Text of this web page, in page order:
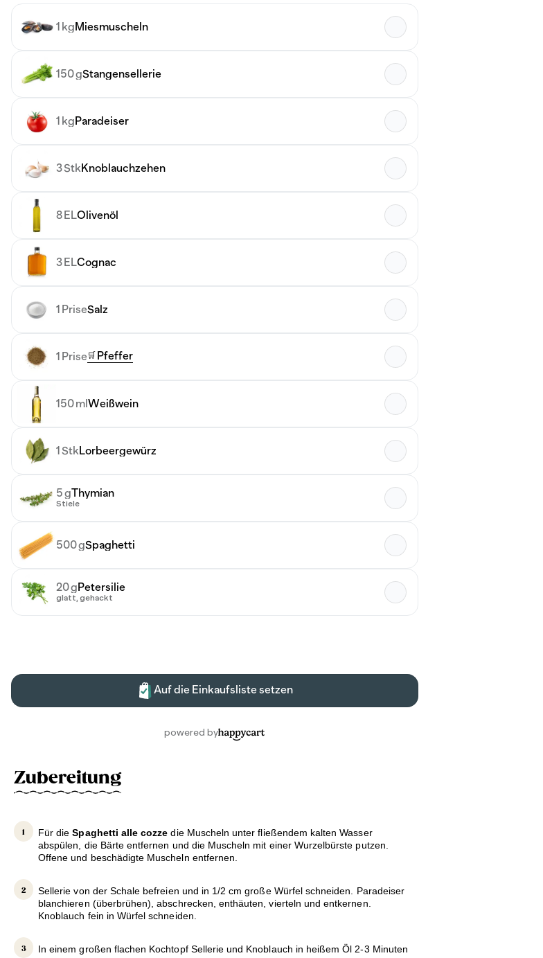
Zubereitung
Für dieSpaghetti alle cozze die Muscheln unter fließendem kalten Wasser
abspülen, die Bärte entfernen und die Muscheln mit einer Wurzelbürste putzen.
Offene und beschädigte Muscheln entfernen.
Sellerie von der Schale befreien und in 1/2 cm große Würfel schneiden. Paradeiser
blanchieren (überbrühen), abschrecken, enthäuten, vierteln und entkernen.
Knoblauch fein in Würfel schneiden.
In einem großen flachen Kochtopf Sellerie und Knoblauch in heißem Öl 2-3 Minuten